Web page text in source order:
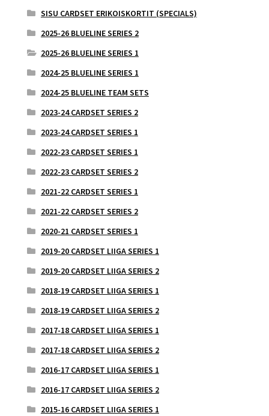
SISU CARDSET ERIKOISKORTIT (SPECIALS)
2025-26 BLUELINE SERIES 2
2025-26 BLUELINE SERIES 1
2024-25 BLUELINE SERIES 1
2024-25 BLUELINE TEAM SETS
2023-24 CARDSET SERIES 2
2023-24 CARDSET SERIES 1
2022-23 CARDSET SERIES 1
2022-23 CARDSET SERIES 2
2021-22 CARDSET SERIES 1
2021-22 CARDSET SERIES 2
2020-21 CARDSET SERIES 1
2019-20 CARDSET LIIGA SERIES 1
2019-20 CARDSET LIIGA SERIES 2
2018-19 CARDSET LIIGA SERIES 1
2018-19 CARDSET LIIGA SERIES 2
2017-18 CARDSET LIIGA SERIES 1
2017-18 CARDSET LIIGA SERIES 2
2016-17 CARDSET LIIGA SERIES 1
2016-17 CARDSET LIIGA SERIES 2
2015-16 CARDSET LIIGA SERIES 1